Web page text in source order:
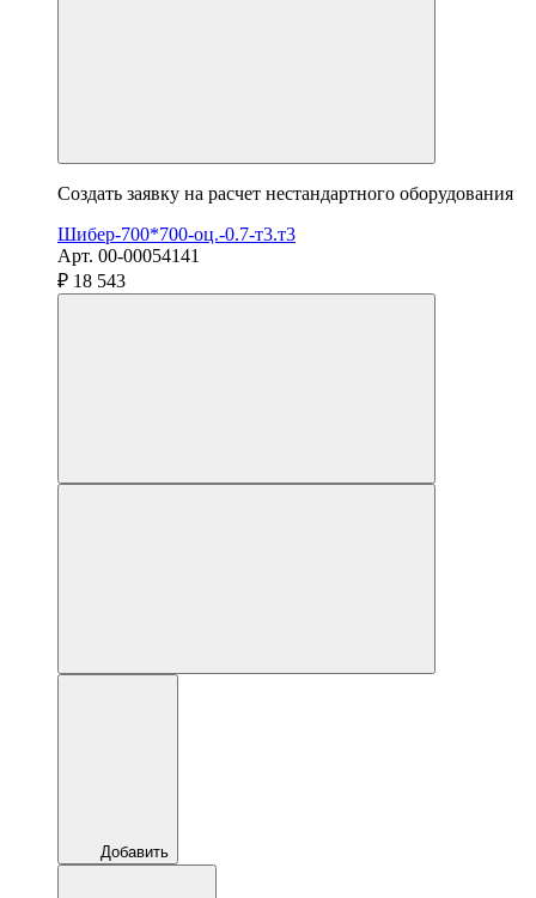
Создать заявку на расчет нестандартного оборудования
Шибер-700*700-оц.-0.7-т3.т3
Арт. 00-00054141
₽ 18 543
Добавить